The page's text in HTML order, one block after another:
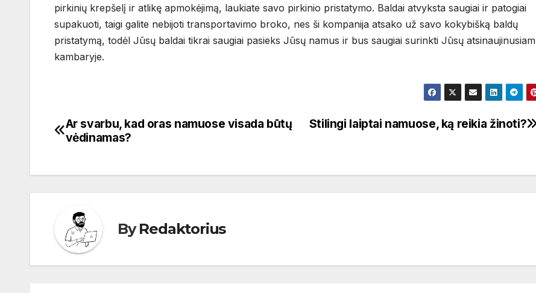
pirkinių krepšelį ir atlikę apmokėjimą, laukiate savo pirkinio pristatymo. Baldai atvyksta saugiai ir patogiai
supakuoti, taigi galite nebijoti transportavimo broko, nes ši kompanija atsako už savo kokybišką baldų
pristatymą, todėl Jūsų baldai tikrai saugiai pasieks Jūsų namus ir bus saugiai surinkti Jūsų atsinaujinusiam
kambaryje.
Navigacija
įrašų
Stilingi laiptai namuose, ką reikia žinoti?
Ar svarbu, kad oras namuose visada būtų
vėdinamas?
ByRedaktorius